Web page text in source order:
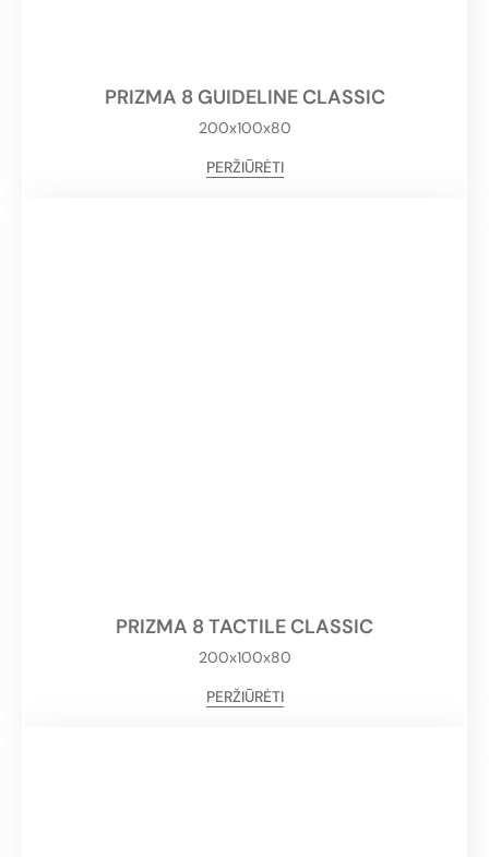
PRIZMA 8 GUIDELINE CLASSIC
200x100x80
PERŽIŪRĖTI
PRIZMA 8 TACTILE CLASSIC
200x100x80
PERŽIŪRĖTI